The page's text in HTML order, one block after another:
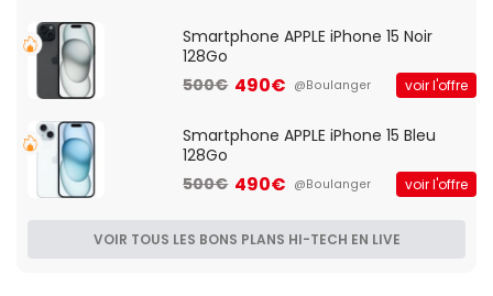
Smartphone APPLE iPhone 15 Noir
128Go
500€ 490€ @Boulanger voir l'offre
Smartphone APPLE iPhone 15 Bleu
128Go
500€ 490€ @Boulanger voir l'offre
VOIR TOUS LES BONS PLANS HI-TECH EN LIVE